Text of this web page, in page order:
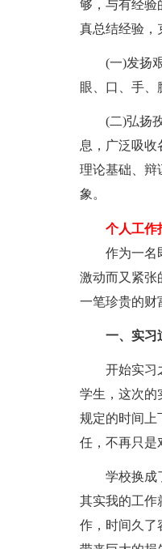
够，与有经验
真总结经验，
(一)发扬艰
眼、口、手、
(二)弘扬孜
息，广泛吸收
理论基础、辩
象。
个人工作
作为一名即
激动而又紧张
一笔珍贵的财
一、实习
开始实习之
学生，这次的
规定的时间上
任，不再只是
学校换成了
其实我的工作
作，时间久了